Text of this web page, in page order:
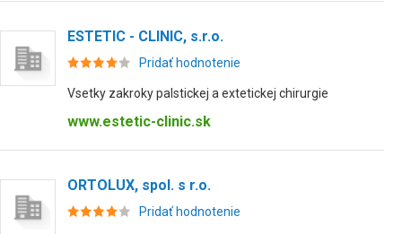
ESTETIC - CLINIC, s.r.o.
Pridať hodnotenie
Vsetky zakroky palstickej a extetickej chirurgie
www.estetic-clinic.sk
ORTOLUX, spol. s r.o.
Pridať hodnotenie